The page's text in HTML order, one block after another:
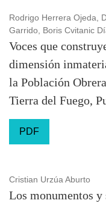
Rodrigo Herrera Ojeda,
Garrido, Boris Cvitanic
Voces que
dimensión
la Población
Tierra del Fuego,
PDF
Cristian Urzúa Aburto
Los monumentos